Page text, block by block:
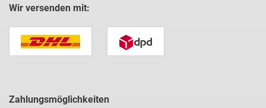
Wir versenden mit:
Zahlungsmöglichkeiten